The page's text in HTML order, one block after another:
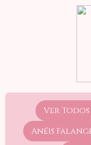
Ver
Anéis